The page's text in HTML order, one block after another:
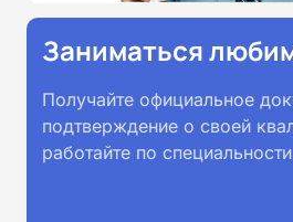
Заниматься
Получайте официальное
подтверждение о своей
работайте по